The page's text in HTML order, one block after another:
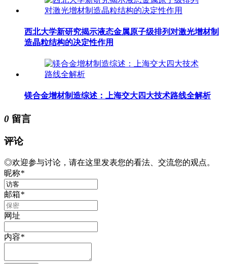
西北大学新研究揭示液态金属原子级排列对激光增材制
造晶粒结构的决定性作用
镁合金增材制造综述：上海交大四大技术路线全解析
0 留言
评论
◎欢迎参与讨论，请在这里发表您的看法、交流您的观点。
昵称*
邮箱*
网址
内容*